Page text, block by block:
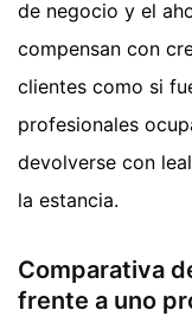
de negocio y el
compensan con
clientes como si
profesionales
devolverse con
la estancia.
Comparativa
frente a uno